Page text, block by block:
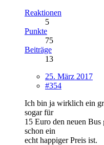
Reaktionen
5
Punkte
75
Beiträge
13
25. März 2017
#354
Ich bin ja wirklich ein
sogar für
15 Euro den neuen
schon ein
echt happiger Preis ist.